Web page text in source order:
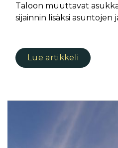
Taloon muuttavat
sijainnin lisäksi
Lue artikkeli